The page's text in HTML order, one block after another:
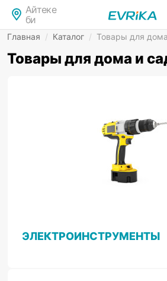
Айтеке
би
Главная / Каталог / Товары для
Товары для дома и
ЭЛЕКТРОИНСТРУМЕНТЫ